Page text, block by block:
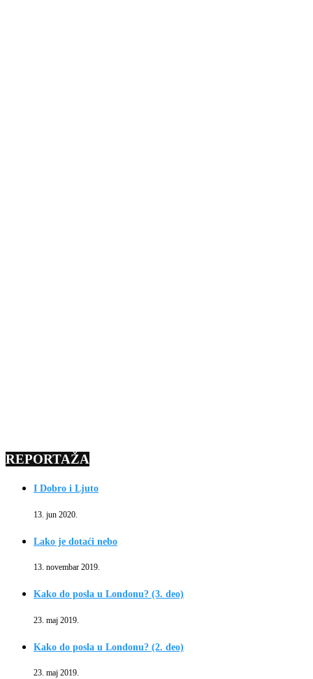
REPORTAŽA
I Dobro i Ljuto
13. jun 2020.
Lako je dotaći nebo
13. novembar 2019.
Kako do posla u Londonu? (3. deo)
23. maj 2019.
Kako do posla u Londonu? (2. deo)
23. maj 2019.